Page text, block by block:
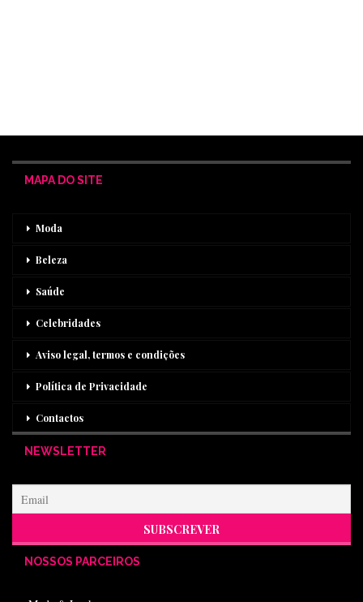
MAPA DO SITE
Moda
Beleza
Saúde
Celebridades
Aviso legal, termos e condições
Política de Privacidade
Contactos
NEWSLETTER
NOSSOS PARCEIROS